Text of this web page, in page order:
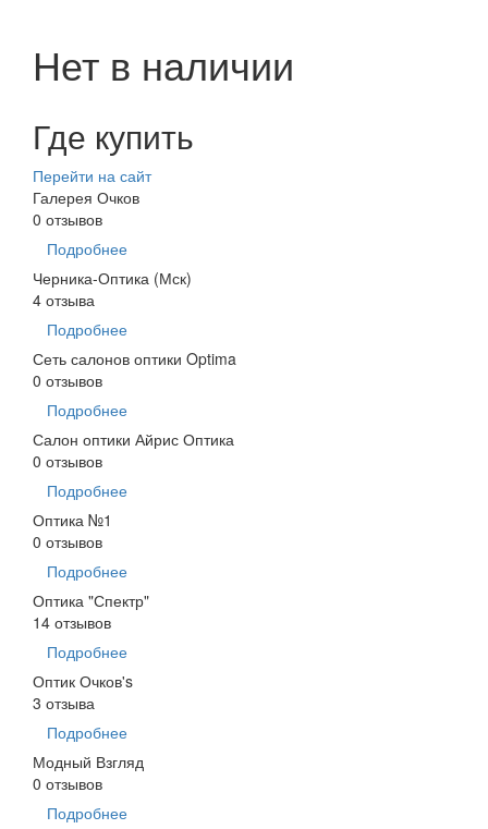
Нет в наличии
Где купить
Перейти на сайт
Галерея Очков
0 отзывов
Подробнее
Черника-Оптика (Мск)
4 отзыва
Подробнее
Сеть салонов оптики Optima
0 отзывов
Подробнее
Салон оптики Айрис Оптика
0 отзывов
Подробнее
Оптика №1
0 отзывов
Подробнее
Оптика "Спектр"
14 отзывов
Подробнее
Оптик Очков's
3 отзыва
Подробнее
Модный Взгляд
0 отзывов
Подробнее